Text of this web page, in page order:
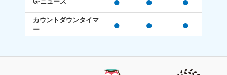
カウントダウンタイマ
ー
● ● ●